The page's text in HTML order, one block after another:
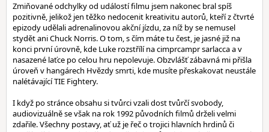
Zmiňované odchylky od událostí filmu jsem nakonec bral spíš
pozitivně, jelikož jen těžko nedocenit kreativitu autorů, kteří z čtvrté
epizody udělali adrenalinovou akční jízdu, za níž by se nemusel
stydět ani Chuck Norris. O tom, s čím máte tu čest, je jasné již na
konci první úrovně, kde Luke rozstřílí na cimprcampr sarlacca a v
nasazené laťce po celou hru nepolevuje. Obzvlášť zábavná mi přišla
úroveň v hangárech Hvězdy smrti, kde musíte přeskakovat neustále
nalétávající TIE Fightery.
I když po stránce obsahu si tvůrci vzali dost tvůrčí svobody,
audiovizuálně se však na rok 1992 původních filmů drželi velmi
zdařile. Všechny postavy, ať už je řeč o trojici hlavních hrdinů či